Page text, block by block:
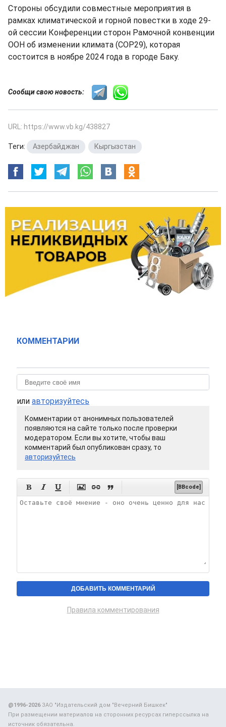
Стороны обсудили совместные мероприятия в
рамках климатической и горной повестки в ходе 29-
ой сессии Конференции сторон Рамочной конвенции
ООН об изменении климата (СОР29), которая
состоится в ноябре 2024 года в городе Баку.
Сообщи свою новость:
URL: https://www.vb.kg/438827
Теги: Азербайджан Кыргызстан
КОММЕНТАРИИ
или авторизуйтесь
Комментарии от анонимных пользователей
появляются на сайте только после проверки
модератором. Если вы хотите, чтобы ваш
комментарий был опубликован сразу, то
авторизуйтесь
      [BBcode]
Правила комментирования
@1996-2026ЗАО "Издательский дом "Вечерний Бишкек"
При размещении материалов на сторонних ресурсах гиперссылка на
источник обязательна.